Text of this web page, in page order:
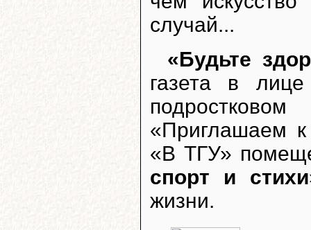
случай...
«Будьте
газета в
«Приглашаем к
«В ТГУ»
спорт и
жизни.